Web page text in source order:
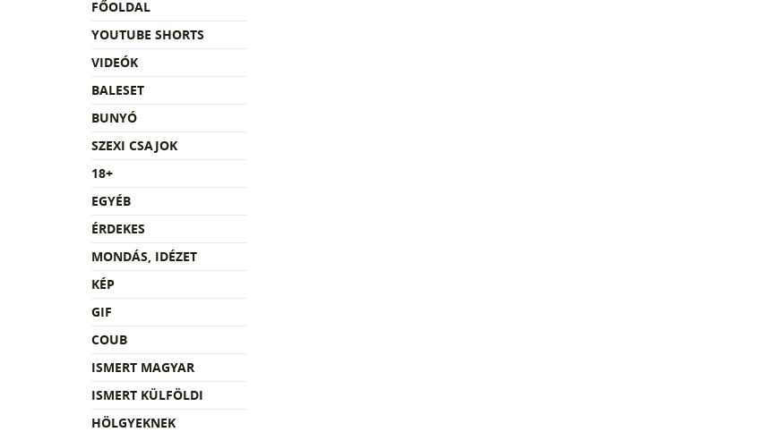
FŐOLDAL
YOUTUBE SHORTS
VIDEÓK
BALESET
BUNYÓ
SZEXI CSAJOK
18+
EGYÉB
ÉRDEKES
MONDÁS, IDÉZET
KÉP
GIF
COUB
ISMERT MAGYAR
ISMERT KÜLFÖLDI
HÖLGYEKNEK